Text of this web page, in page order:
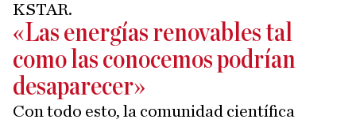
KSTAR.
«Las energías renovables tal
como las conocemos podrían
desaparecer»
Con todo esto, la comunidad científica